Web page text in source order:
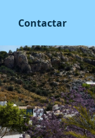
Contactar